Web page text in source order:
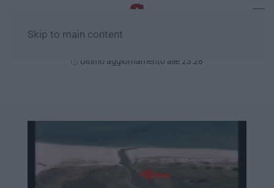
Skip to main content
Ultimo aggiornamento alle 23:28